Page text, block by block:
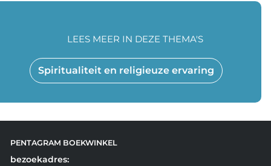
Spiritualiteit en religieuze ervaring
LEES MEER IN DEZE THEMA'S
PENTAGRAM BOEKWINKEL
bezoekadres: